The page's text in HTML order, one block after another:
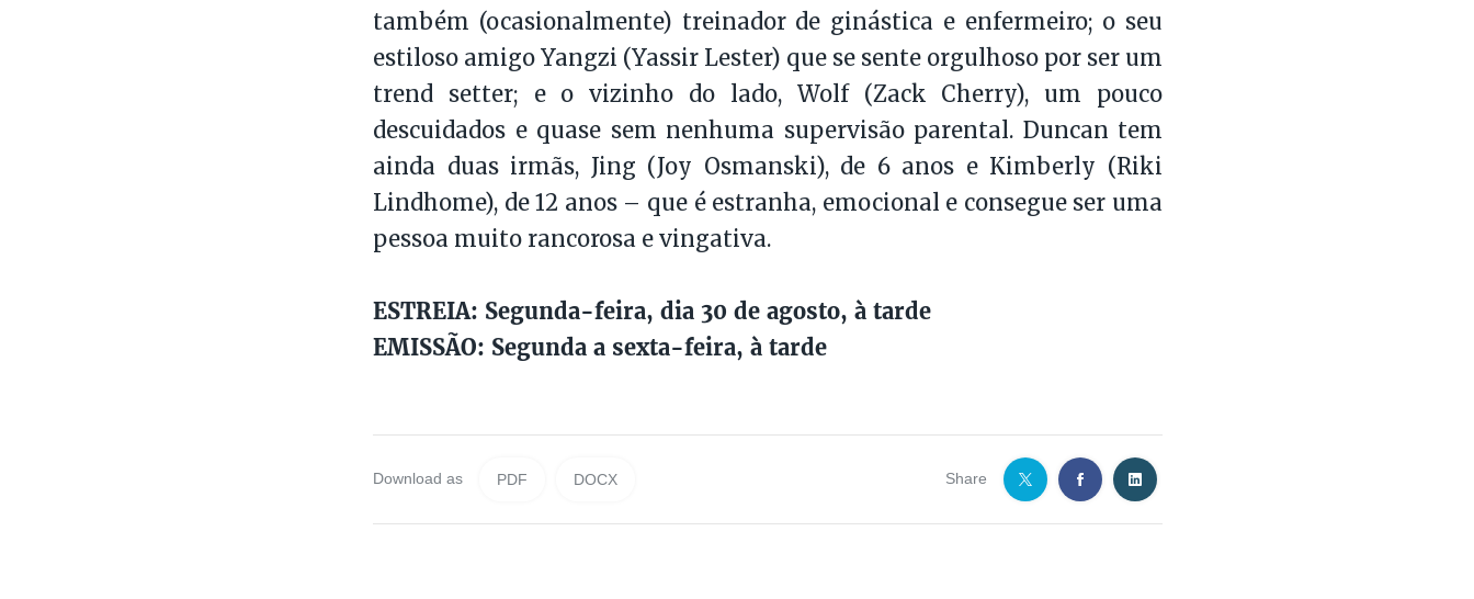
também (ocasionalmente) treinador de ginástica e enfermeiro; o seu
estiloso amigo Yangzi (Yassir Lester) que se sente orgulhoso por ser um
trend setter; e o vizinho do lado, Wolf (Zack Cherry), um pouco
descuidados e quase sem nenhuma supervisão parental. Duncan tem
ainda duas irmãs, Jing (Joy Osmanski), de 6 anos e Kimberly (Riki
Lindhome), de 12 anos – que é estranha, emocional e consegue ser uma
pessoa muito rancorosa e vingativa.
ESTREIA: Segunda-feira, dia 30 de agosto, à tarde
EMISSÃO: Segunda a sexta-feira, à tarde
Download as PDF DOCX Share